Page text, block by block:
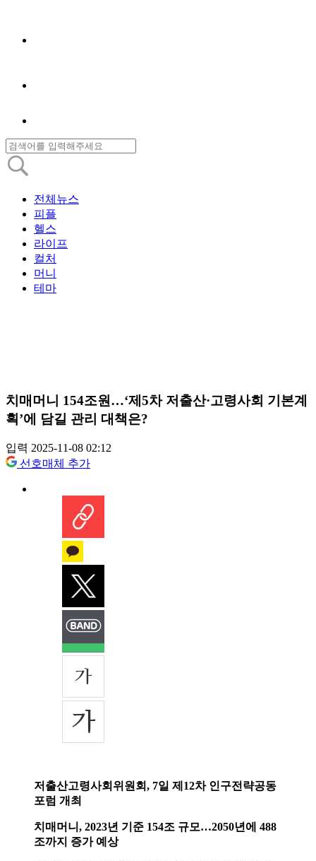
전체뉴스
피플
헬스
라이프
컬처
머니
테마
치매머니 154조원…‘제5차 저출산·고령사회 기본계
획’에 담길 관리 대책은?
입력 2025-11-08 02:12
선호매체 추가
저출산고령사회위원회, 7일 제12차 인구전략공동
포럼 개최
치매머니, 2023년 기준 154조 규모…2050년에 488
조까지 증가 예상